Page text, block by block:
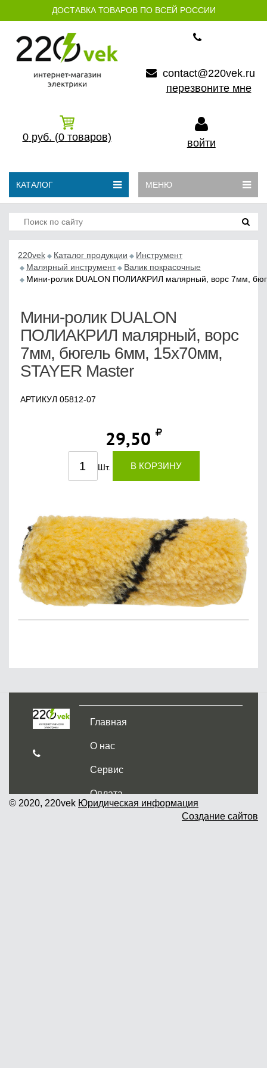
ДОСТАВКА ТОВАРОВ ПО ВСЕЙ РОССИИ
contact@220vek.ru
перезвоните мне
0 руб. (0 товаров) войти
КАТАЛОГ МЕНЮ
220vek Каталог продукции
Инструмент
Малярный инструмент
Валик покрасочные
Мини-ролик DUALON ПОЛИАКРИЛ малярный, ворс 7мм,
Мини-ролик DUALON
ПОЛИАКРИЛ малярный, ворс
7мм, бюгель 6мм, 15х70мм,
STAYER Master
АРТИКУЛ 05812-07
29,50
Шт. В КОРЗИНУ
Главная
О нас
Сервис
Оплата
Доставка и самовывоз
© 2020, 220vek Юридическая информация
Создание сайтов